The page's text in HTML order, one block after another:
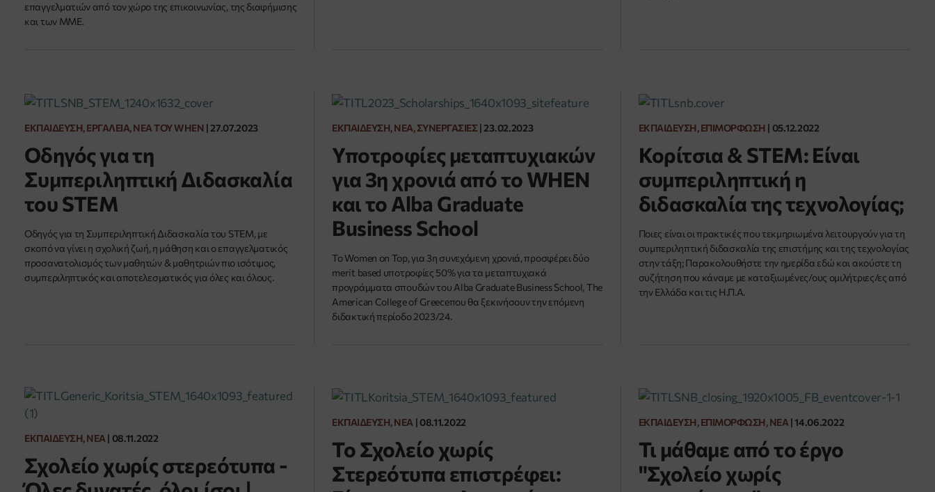
επαγγελματιών από τον χώρο της επικοινωνίας, της διαφήμισης
και των ΜΜΕ.
ΕΚΠΑΊΔΕΥΣΗ, ΕΡΓΑΛΕΊΑ, ΝΈΑ ΤΟΥ WHEN |27.07.2023
Οδηγός για τη
Συμπεριληπτική Διδασκαλία
του STEM
Οδηγός για τη Συμπεριληπτική Διδασκαλία του STEM, με
σκοπό να γίνει η σχολική ζωή, η μάθηση και ο επαγγελματικός
προσανατολισμός των μαθητών & μαθητριών πιο ισότιμος,
συμπεριληπτικός και αποτελεσματικός για όλες και όλους.
ΕΚΠΑΊΔΕΥΣΗ, ΝΈΑ, ΣΥΝΕΡΓΑΣΊΕΣ | 23.02.2023
Υποτροφίες μεταπτυχιακών
για 3η χρονιά από το WHEN
και το Alba Graduate
Business School
Το Women on Top, για 3η συνεχόμενη χρονιά, προσφέρει δύο
merit based υποτροφίες 50% για τα μεταπτυχιακά
προγράμματα σπουδών του Alba Graduate Business School, The
American College of Greeceπου θα ξεκινήσουν την επόμενη
διδακτική περίοδο 2023/24.
ΕΚΠΑΊΔΕΥΣΗ, ΕΠΙΜΌΡΦΩΣΗ | 05.12.2022
Κορίτσια & STEM: Είναι
συμπεριληπτική η
διδασκαλία της τεχνολογίας;
Ποιες είναι οι πρακτικές που τεκμηριωμένα λειτουργούν για τη
συμπεριληπτική διδασκαλία της επιστήμης και της τεχνολογίας
στην τάξη; Παρακολουθήστε την ημερίδα εδώ και ακούστε τη
συζήτηση που κάναμε με καταξιωμένες/ους ομιλήτριες/ες από
την Ελλάδα και τις Η.Π.Α.
ΕΚΠΑΊΔΕΥΣΗ, ΝΈΑ | 08.11.2022
Σχολείο χωρίς στερεότυπα -
ΕΚΠΑΊΔΕΥΣΗ, ΝΈΑ | 08.11.2022
Το Σχολείο χωρίς
Στερεότυπα επιστρέφει:
ΕΚΠΑΊΔΕΥΣΗ, ΕΠΙΜΌΡΦΩΣΗ, ΝΈΑ |14.06.2022
Τι μάθαμε από το έργο
"Σχολείο χωρίς